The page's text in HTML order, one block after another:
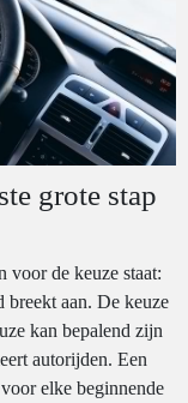
grote stap
voor de keuze staat:
aan. De keuze
kan bepalend zijn
autorijden. Een
elke beginnende